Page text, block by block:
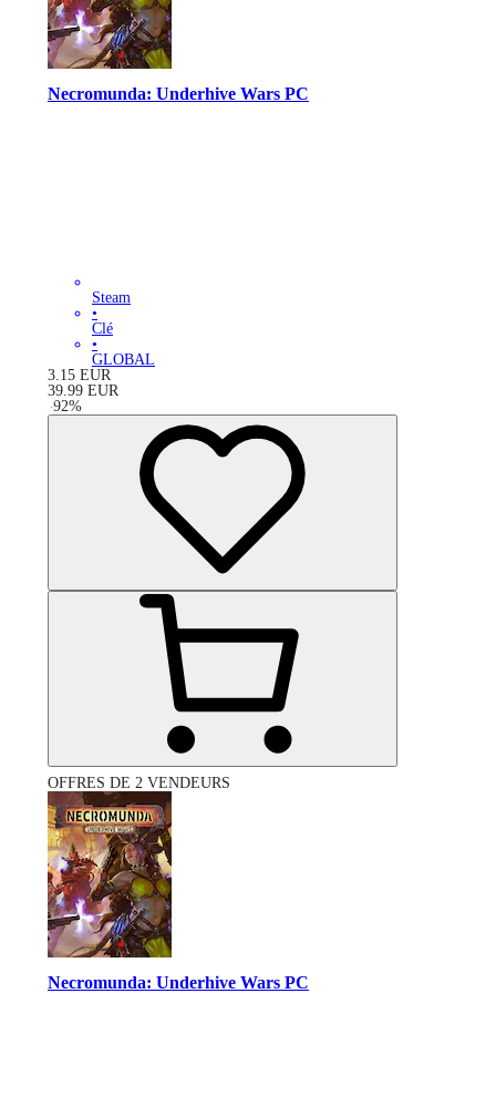
Necromunda: Underhive Wars PC
Steam
•
Clé
•
GLOBAL
3.15 EUR
39.99 EUR
-92%
OFFRES DE 2 VENDEURS
Necromunda: Underhive Wars PC